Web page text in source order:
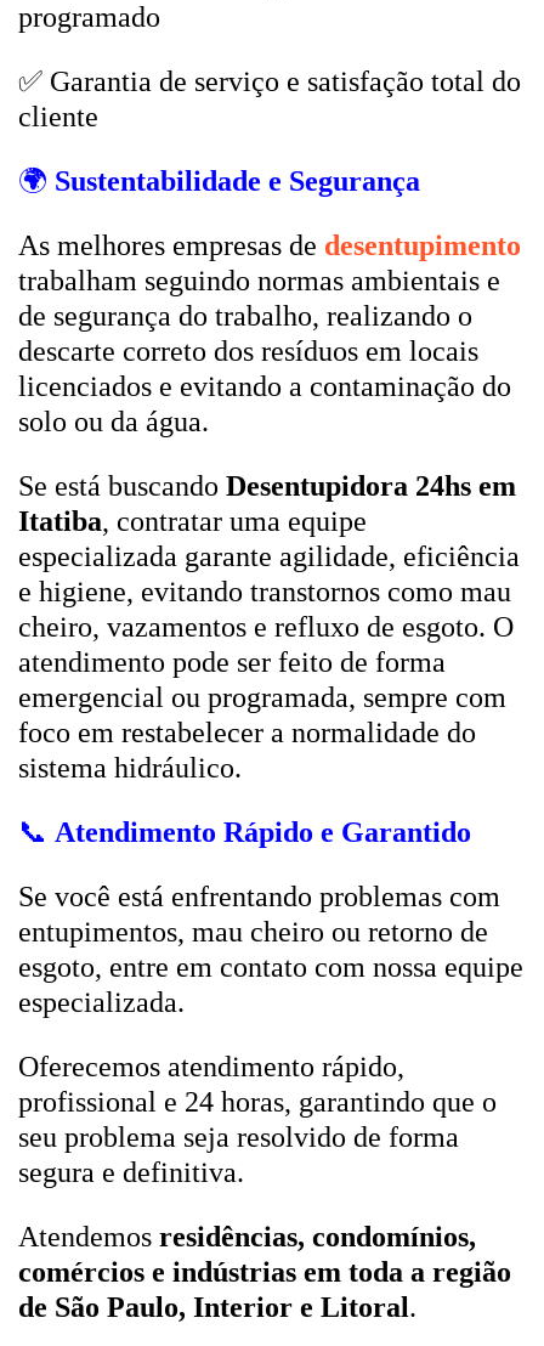
programado
✅ Garantia de serviço e satisfação total do
cliente
🌍 Sustentabilidade e Segurança
As melhores empresas de desentupimento
trabalham seguindo normas ambientais e
de segurança do trabalho, realizando o
descarte correto dos resíduos em locais
licenciados e evitando a contaminação do
solo ou da água.
Se está buscando Desentupidora 24hs em
Itatiba, contratar uma equipe
especializada garante agilidade, eficiência
e higiene, evitando transtornos como mau
cheiro, vazamentos e refluxo de esgoto. O
atendimento pode ser feito de forma
emergencial ou programada, sempre com
foco em restabelecer a normalidade do
sistema hidráulico.
📞 Atendimento Rápido e Garantido
Se você está enfrentando problemas com
entupimentos, mau cheiro ou retorno de
esgoto, entre em contato com nossa equipe
especializada.
Oferecemos atendimento rápido,
profissional e 24 horas, garantindo que o
seu problema seja resolvido de forma
segura e definitiva.
Atendemos residências, condomínios,
comércios e indústrias em toda a região
de São Paulo, Interior e Litoral.